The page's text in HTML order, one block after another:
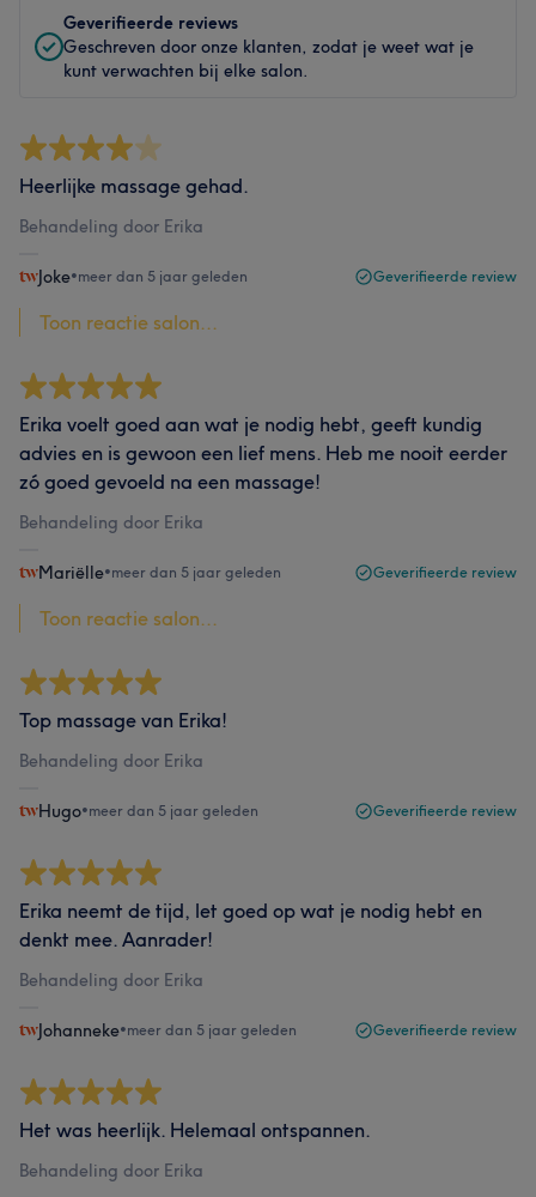
Geverifieerde reviews
Geschreven door onze klanten, zodat je weet wat je
kunt verwachten bij elke salon.
Heerlijke massage gehad.
Behandeling door Erika
Joke•meer dan 5 jaar geleden Geverifieerde review
Toon reactie salon...
Erika voelt goed aan wat je nodig hebt, geeft kundig
advies en is gewoon een lief mens. Heb me nooit eerder
zó goed gevoeld na een massage!
Behandeling door Erika
Mariëlle•meer dan 5 jaar geleden Geverifieerde review
Toon reactie salon...
Top massage van Erika!
Behandeling door Erika
Hugo•meer dan 5 jaar geleden Geverifieerde review
Erika neemt de tijd, let goed op wat je nodig hebt en
denkt mee. Aanrader!
Behandeling door Erika
Johanneke•meer dan 5 jaar geleden Geverifieerde review
Het was heerlijk. Helemaal ontspannen.
Behandeling door Erika